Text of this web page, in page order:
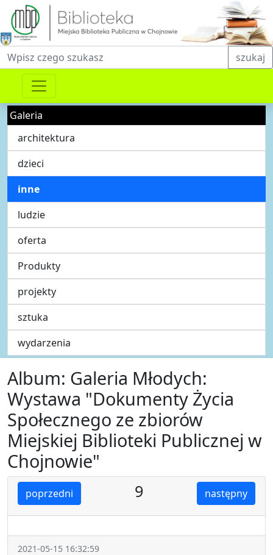
Fraza do wyszukiwania szukaj
Galeria
architektura
dzieci
inne
ludzie
oferta
Produkty
projekty
sztuka
wydarzenia
Album: Galeria Młodych:
Wystawa "Dokumenty Życia
Społecznego ze zbiorów
Miejskiej Biblioteki Publicznej w
Chojnowie"
poprzedni następny
9
2021-05-15 16:32:59